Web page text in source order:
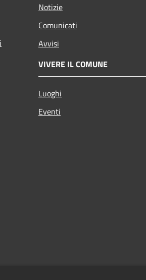
Notizie
Comunicati
Avvisi
VIVERE IL COMUNE
Luoghi
Eventi